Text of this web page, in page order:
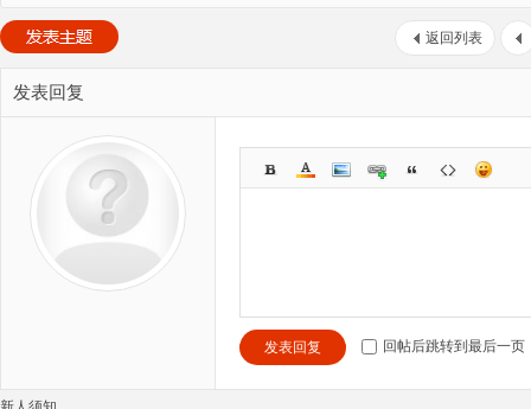
返回列表
发表回复
发表回复 回帖后跳转到最后一页